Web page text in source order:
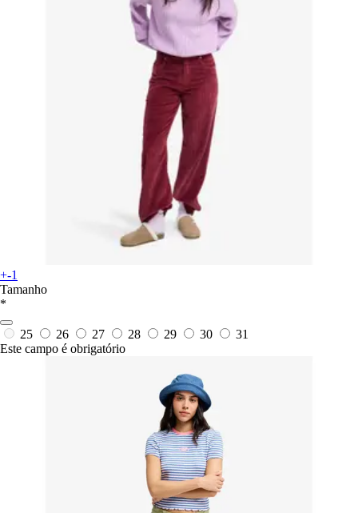
+-1
Tamanho
*
25 26 27 28 29 30
31
Este campo é obrigatório